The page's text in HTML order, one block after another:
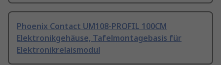
Phoenix Contact UM108-PROFIL 100CM
Elektronikgehäuse, Tafelmontagebasis für
Elektronikrelaismodul